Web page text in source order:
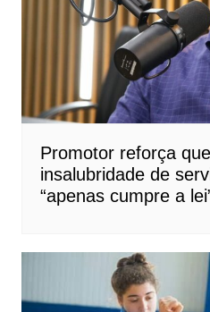
Promotor reforça
insalubridade de
“apenas cumpre a